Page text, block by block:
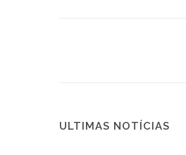
ULTIMAS NOTÍCIAS